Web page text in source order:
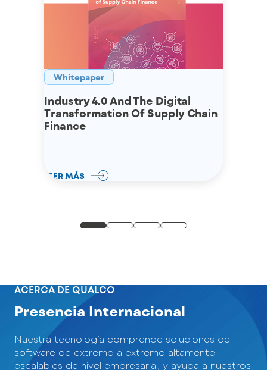
Whitepaper
Industry 4.0 And The Digital
Transformation Of Supply Chain
Finance
LEER MÁS
ACERCA DE QUALCO
Presencia Internacional
Nuestra tecnología comprende soluciones de
software de extremo a extremo altamente
escalables de nivel empresarial, y ayuda a nuestros